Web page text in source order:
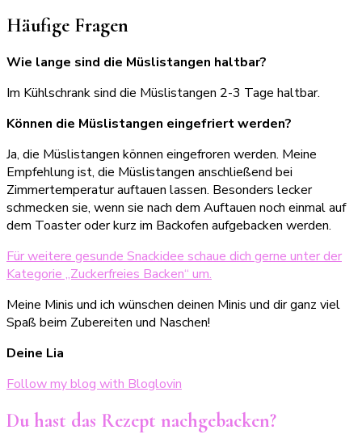
Häufige Fragen
Wie lange sind die Müslistangen haltbar?
Im Kühlschrank sind die Müslistangen 2-3 Tage haltbar.
Können die Müslistangen eingefriert werden?
Ja, die Müslistangen können eingefroren werden. Meine
Empfehlung ist, die Müslistangen anschließend bei
Zimmertemperatur auftauen lassen. Besonders lecker
schmecken sie, wenn sie nach dem Auftauen noch einmal auf
dem Toaster oder kurz im Backofen aufgebacken werden.
Für weitere gesunde Snackidee schaue dich gerne unter der
Kategorie „Zuckerfreies Backen“ um.
Meine Minis und ich wünschen deinen Minis und dir ganz viel
Spaß beim Zubereiten und Naschen!
Deine Lia
Follow my blog with Bloglovin
Du hast das Rezept nachgebacken?